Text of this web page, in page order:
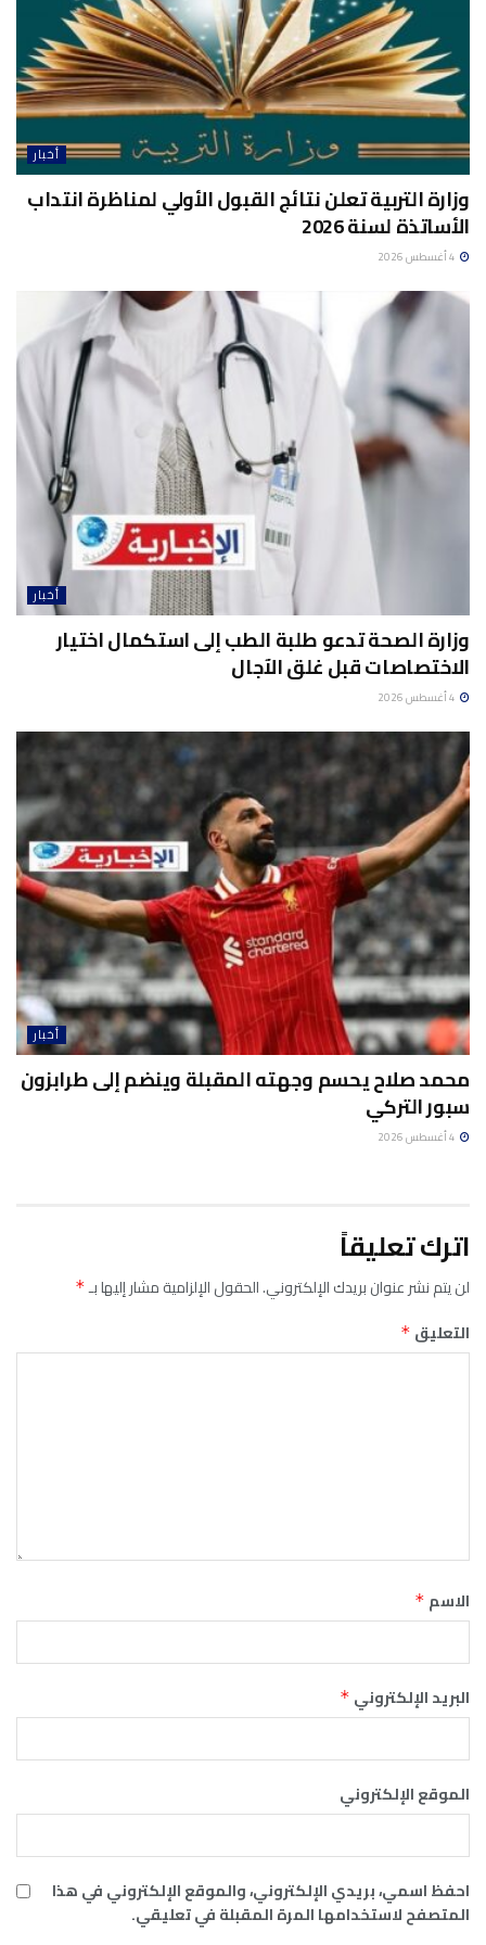
أخبار
وزارة التربية تعلن نتائج القبول الأولي لمناظرة انتداب
الأساتذة لسنة 2026
أخبار
وزارة الصحة تدعو طلبة الطب إلى استكمال اختيار
الاختصاصات قبل غلق الآجال
أخبار
محمد صلاح يحسم وجهته المقبلة وينضم إلى طرابزون
سبور التركي
اترك تعليقاً
لن يتم نشر عنوان بريدك الإلكتروني.الحقول الإلزامية مشار إليها بـ*
التعليق *
الاسم *
البريد الإلكتروني *
الموقع الإلكتروني
احفظ اسمي، بريدي الإلكتروني، والموقع الإلكتروني في هذا
المتصفح لاستخدامها المرة المقبلة في تعليقي.